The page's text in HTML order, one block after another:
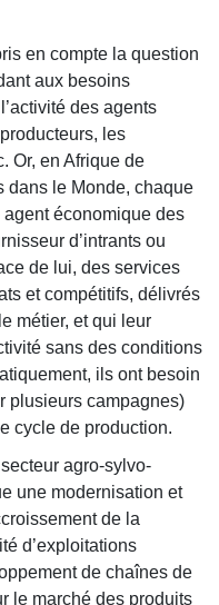
en compte la question
aux besoins
des agents
les
Or, en Afrique de
dans le Monde, chaque
économique des
d’intrants ou
de lui, des services
et compétitifs, délivrés
métier, et qui leur
sans des conditions
ils ont besoin
plusieurs campagnes)
cycle de production.
agro-sylvo-
une modernisation et
de la
d’exploitations
de chaînes de
le marché des produits